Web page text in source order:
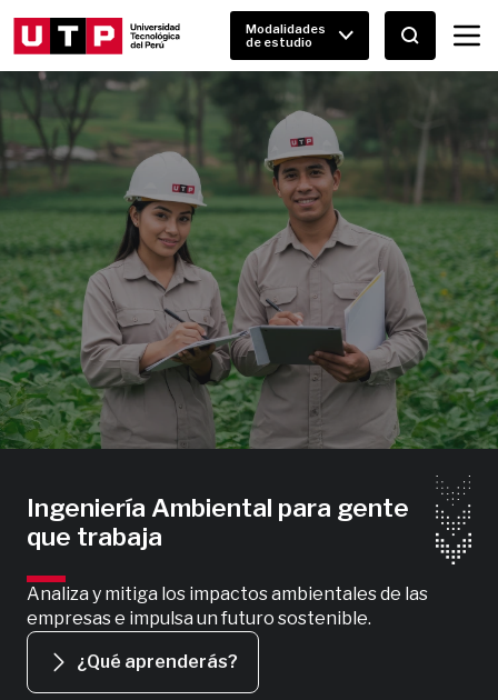
Modalidades
de estudio
Ingeniería Ambiental para gente
que trabaja
Analiza y mitiga los impactos ambientales de las
empresas e impulsa un futuro sostenible.
¿Qué aprenderás?